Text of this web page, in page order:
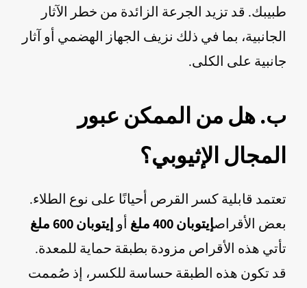
طبيبك. قد تزيد الجرعة الزائدة من خطر الآثار
الجانبية، بما في ذلك نزيف الجهاز الهضمي أو آثار
جانبية على الكلى.
ب. هل من الممكن عبور
المجال الإثيوبي؟
تعتمد قابلية كسر القرص أحيانًا على نوع الطلاء.
بعض الأقراصإيتوبان 400 ملغ أو إيتوبان 600 ملغ
تأتي هذه الأقراص مزودة بطبقة حماية للمعدة.
قد تكون هذه الطبقة حساسة للكسر، إذ صُممت